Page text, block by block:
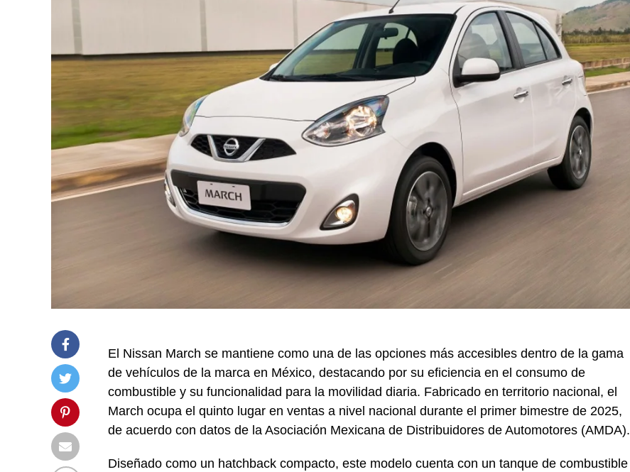
El Nissan March se mantiene como una de las opciones más accesibles dentro de la gama
de vehículos de la marca en México, destacando por su eficiencia en el consumo de
combustible y su funcionalidad para la movilidad diaria. Fabricado en territorio nacional, el
March ocupa el quinto lugar en ventas a nivel nacional durante el primer bimestre de 2025,
de acuerdo con datos de la Asociación Mexicana de Distribuidores de Automotores (AMDA).
Diseñado como un hatchback compacto, este modelo cuenta con un tanque de combustible